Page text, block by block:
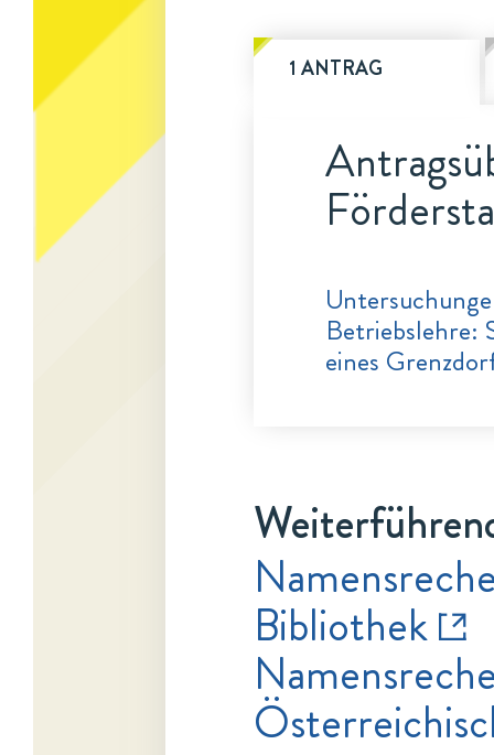
1 ANTRAG
Betriebslehre:
eines
Bibliothek